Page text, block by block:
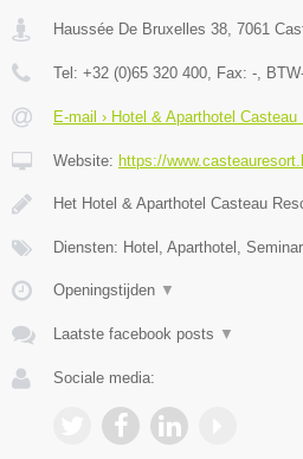
Haussée De Bruxelles 38 7061
Tel: +32 (0)65 320 400 , Fax: - ,
E-mail › Hotel & Aparthotel
Website: https://
Het Hotel & Aparthotel Casteau
Diensten: Hotel, Aparthotel,
Openingstijden ▼
Laatste facebook posts ▼
Sociale media: